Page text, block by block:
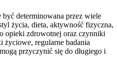
być determinowana przez wiele
życia, dieta, aktywność fizyczna,
opieki zdrowotnej oraz czynniki
życiowe, regularne badania
przyczynić się do długiego i